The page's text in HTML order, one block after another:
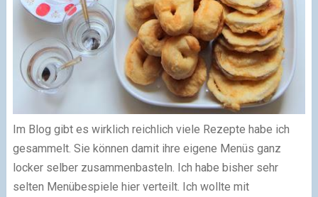
Im Blog gibt es wirklich reichlich viele Rezepte habe ich
gesammelt. Sie können damit ihre eigene Menüs ganz
locker selber zusammenbasteln. Ich habe bisher sehr
selten Menübespiele hier verteilt. Ich wollte mit